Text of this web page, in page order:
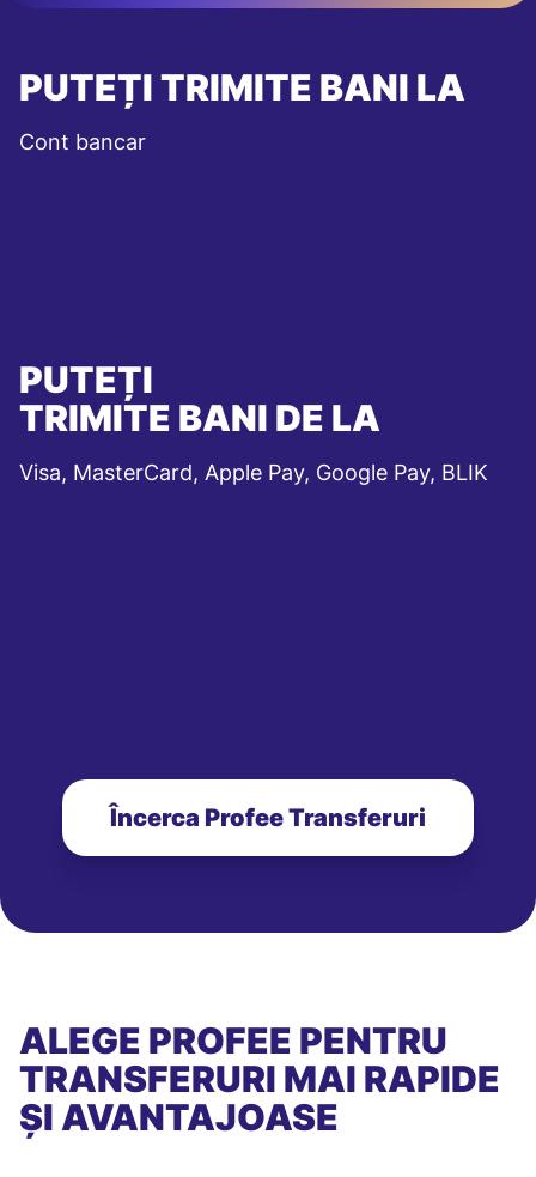
PUTEȚI TRIMITE BANI LA
Cont bancar
PUTEȚI
TRIMITE BANI DE LA
Visa, MasterCard, Apple Pay, Google Pay, BLIK
Încerca Profee Transferuri
ALEGE PROFEE PENTRU
TRANSFERURI MAI RAPIDE
ȘI AVANTAJOASE